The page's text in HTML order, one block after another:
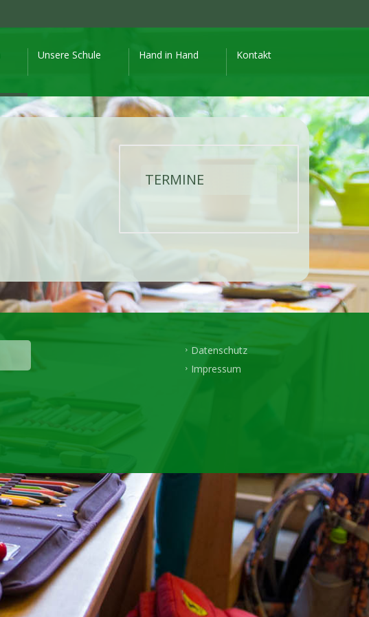
Unsere Schule Hand in Hand Kontakt
TERMINE
Datenschutz
Impressum